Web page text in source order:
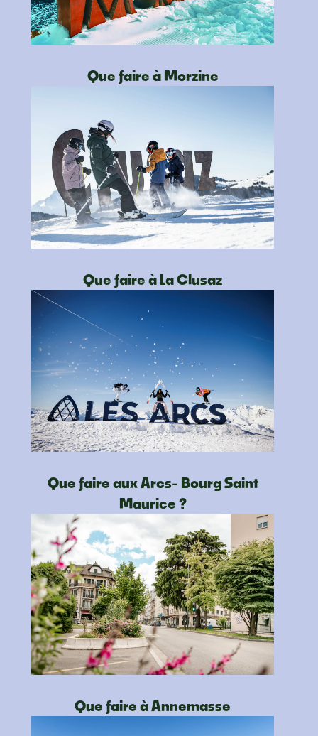
Que faire à Morzine
Que faire à La Clusaz
Que faire aux Arcs- Bourg Saint
Maurice ?
Que faire à Annemasse